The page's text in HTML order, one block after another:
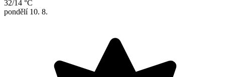
32/14 °C
pondělí 10. 8.